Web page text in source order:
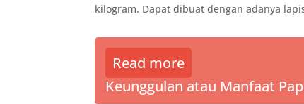
kilogram. Dapat dibuat dengan adanya
Read more
Keunggulan atau Manfaat